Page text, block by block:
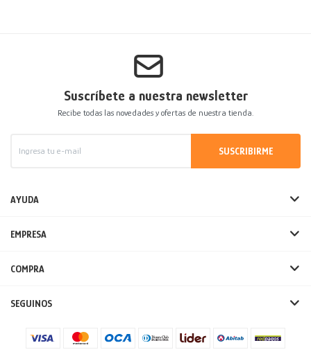
Suscríbete a nuestra newsletter
Recibe todas las novedades y ofertas de nuestra tienda.
SUSCRIBIRME
AYUDA
EMPRESA
COMPRA
SEGUINOS